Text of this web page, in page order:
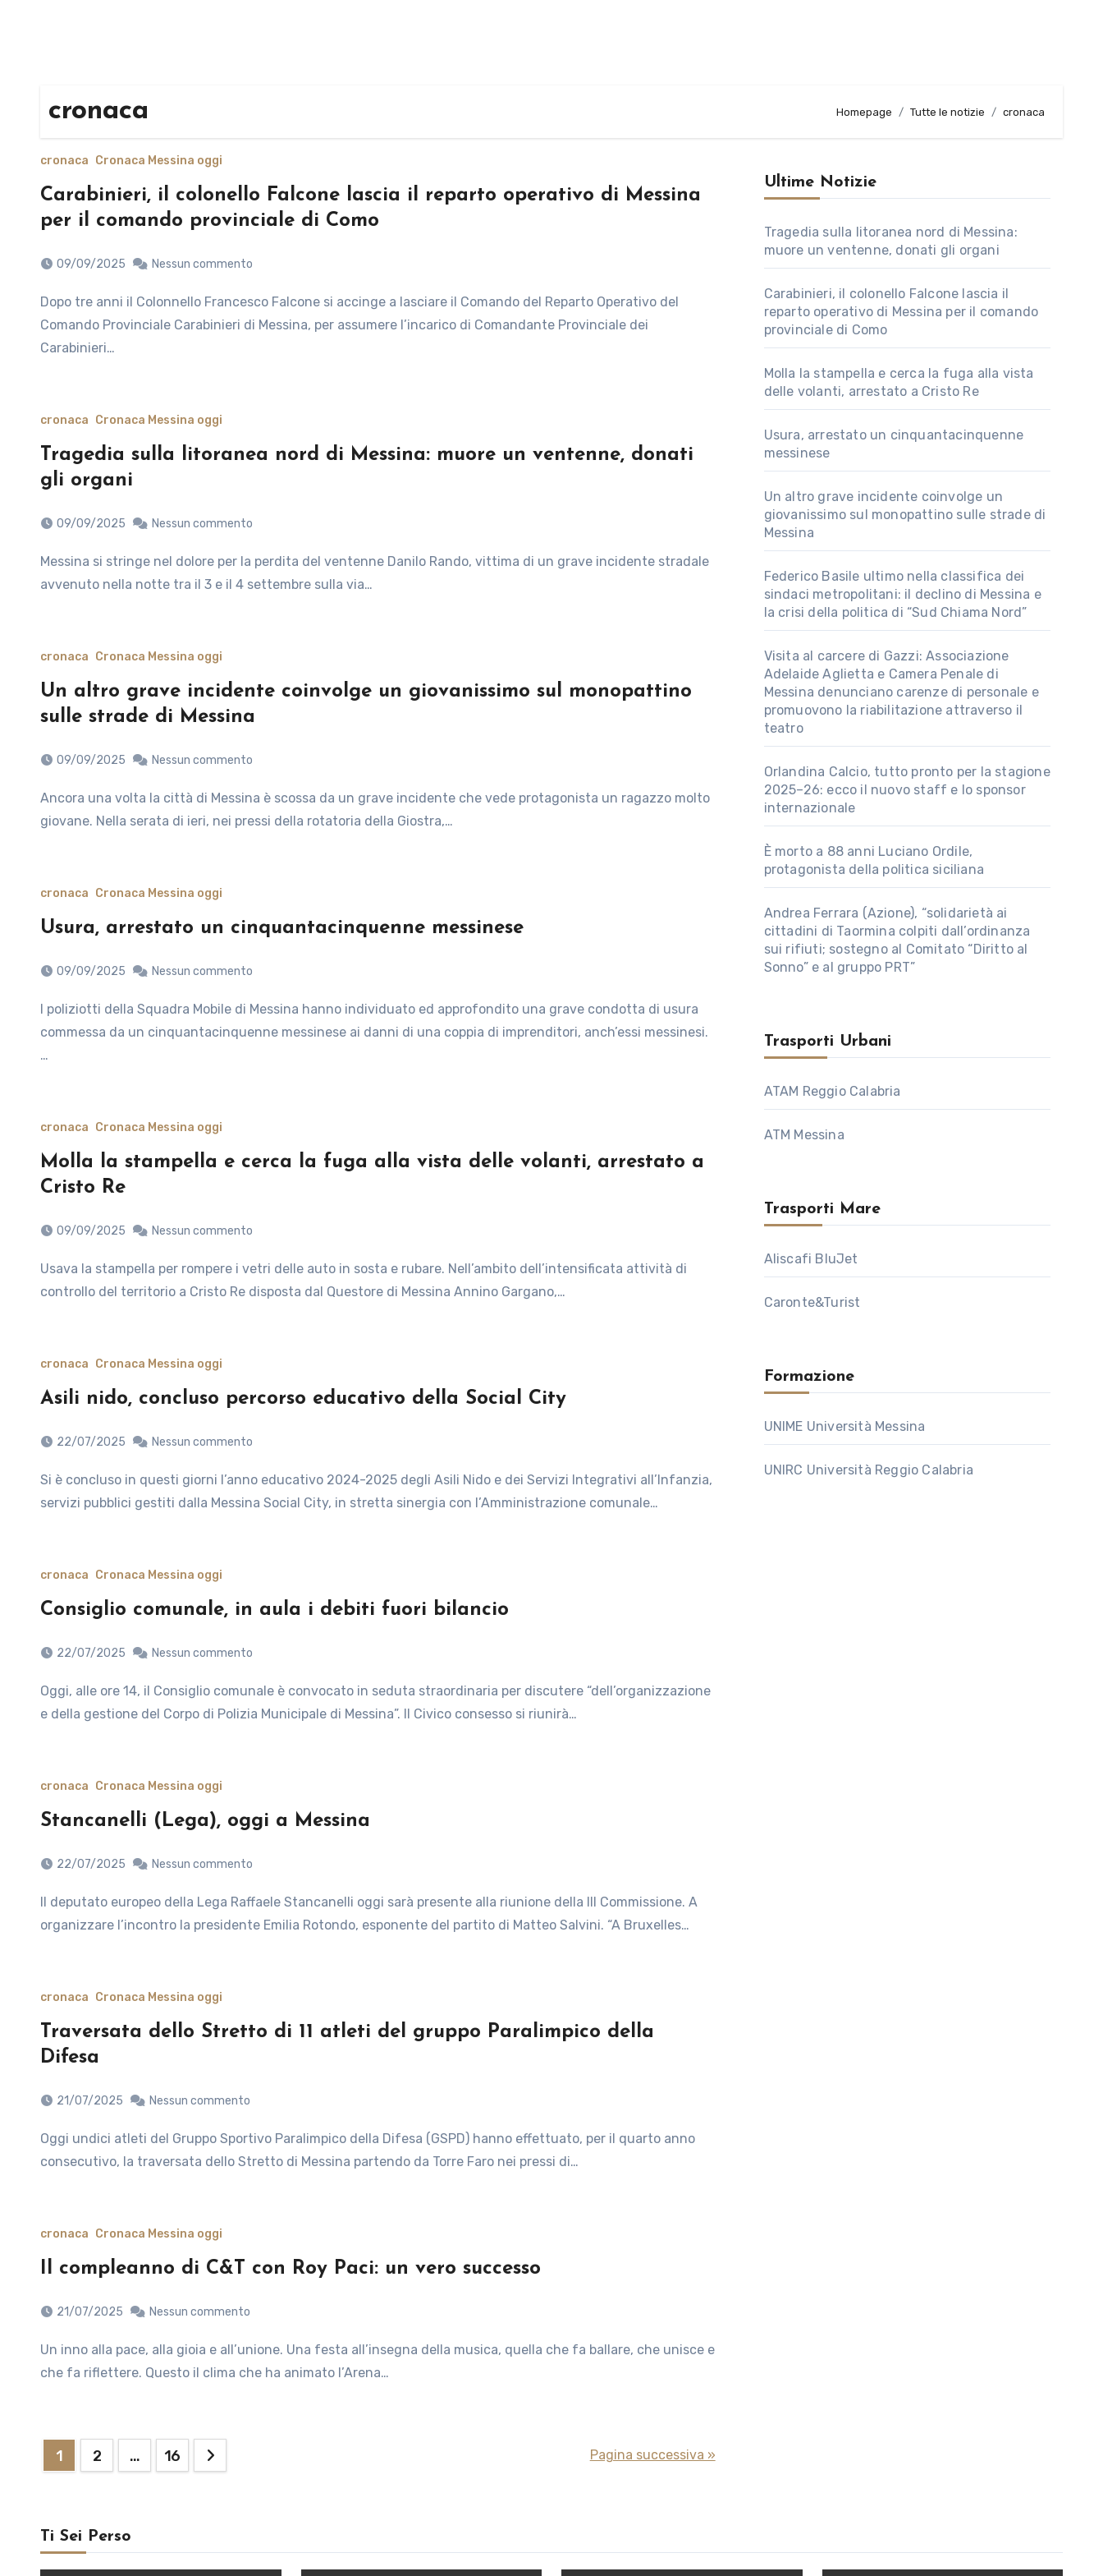
cronaca Homepage Tutte le notizie cronaca
cronaca Cronaca Messina oggi
Carabinieri, il colonello Falcone lascia il reparto operativo di Messina
per il comando provinciale di Como
09/09/2025 Nessun commento
Dopo tre anni il Colonnello Francesco Falcone si accinge a lasciare il Comando del Reparto Operativo del
Comando Provinciale Carabinieri di Messina, per assumere l’incarico di Comandante Provinciale dei
Carabinieri…
cronaca Cronaca Messina oggi
Tragedia sulla litoranea nord di Messina: muore un ventenne, donati
gli organi
09/09/2025 Nessun commento
Messina si stringe nel dolore per la perdita del ventenne Danilo Rando, vittima di un grave incidente stradale
avvenuto nella notte tra il 3 e il 4 settembre sulla via…
cronaca Cronaca Messina oggi
Un altro grave incidente coinvolge un giovanissimo sul monopattino
sulle strade di Messina
09/09/2025 Nessun commento
Ancora una volta la città di Messina è scossa da un grave incidente che vede protagonista un ragazzo molto
giovane. Nella serata di ieri, nei pressi della rotatoria della Giostra,…
cronaca Cronaca Messina oggi
Usura, arrestato un cinquantacinquenne messinese
09/09/2025 Nessun commento
I poliziotti della Squadra Mobile di Messina hanno individuato ed approfondito una grave condotta di usura
commessa da un cinquantacinquenne messinese ai danni di una coppia di imprenditori, anch’essi messinesi.
…
cronaca Cronaca Messina oggi
Molla la stampella e cerca la fuga alla vista delle volanti, arrestato a
Cristo Re
09/09/2025 Nessun commento
Usava la stampella per rompere i vetri delle auto in sosta e rubare. Nell’ambito dell’intensificata attività di
controllo del territorio a Cristo Re disposta dal Questore di Messina Annino Gargano,…
cronaca Cronaca Messina oggi
Asili nido, concluso percorso educativo della Social City
22/07/2025 Nessun commento
Si è concluso in questi giorni l’anno educativo 2024-2025 degli Asili Nido e dei Servizi Integrativi all’Infanzia,
servizi pubblici gestiti dalla Messina Social City, in stretta sinergia con l’Amministrazione comunale…
cronaca Cronaca Messina oggi
Consiglio comunale, in aula i debiti fuori bilancio
22/07/2025 Nessun commento
Oggi, alle ore 14, il Consiglio comunale è convocato in seduta straordinaria per discutere “dell’organizzazione
e della gestione del Corpo di Polizia Municipale di Messina”. Il Civico consesso si riunirà…
cronaca Cronaca Messina oggi
Stancanelli (Lega), oggi a Messina
22/07/2025 Nessun commento
Il deputato europeo della Lega Raffaele Stancanelli oggi sarà presente alla riunione della III Commissione. A
organizzare l’incontro la presidente Emilia Rotondo, esponente del partito di Matteo Salvini. “A Bruxelles…
cronaca Cronaca Messina oggi
Traversata dello Stretto di 11 atleti del gruppo Paralimpico della
Difesa
21/07/2025 Nessun commento
Oggi undici atleti del Gruppo Sportivo Paralimpico della Difesa (GSPD) hanno effettuato, per il quarto anno
consecutivo, la traversata dello Stretto di Messina partendo da Torre Faro nei pressi di…
cronaca Cronaca Messina oggi
Il compleanno di C&T con Roy Paci: un vero successo
21/07/2025 Nessun commento
Un inno alla pace, alla gioia e all’unione. Una festa all’insegna della musica, quella che fa ballare, che unisce e
che fa riflettere. Questo il clima che ha animato l’Arena…
Paginazione
1 2 … 16 Pagina successiva »
Ultime Notizie
Tragedia sulla litoranea nord di Messina:
muore un ventenne, donati gli organi
Carabinieri, il colonello Falcone lascia il
reparto operativo di Messina per il comando
provinciale di Como
Molla la stampella e cerca la fuga alla vista
delle volanti, arrestato a Cristo Re
Usura, arrestato un cinquantacinquenne
messinese
Un altro grave incidente coinvolge un
giovanissimo sul monopattino sulle strade di
Messina
Federico Basile ultimo nella classifica dei
sindaci metropolitani: il declino di Messina e
la crisi della politica di “Sud Chiama Nord”
Visita al carcere di Gazzi: Associazione
Adelaide Aglietta e Camera Penale di
Messina denunciano carenze di personale e
promuovono la riabilitazione attraverso il
teatro
Orlandina Calcio, tutto pronto per la stagione
2025–26: ecco il nuovo staff e lo sponsor
internazionale
È morto a 88 anni Luciano Ordile,
protagonista della politica siciliana
Andrea Ferrara (Azione), “solidarietà ai
cittadini di Taormina colpiti dall’ordinanza
sui rifiuti; sostegno al Comitato “Diritto al
Sonno” e al gruppo PRT”
Trasporti Urbani
ATAM Reggio Calabria
ATM Messina
Trasporti Mare
Aliscafi BluJet
Caronte&Turist
Formazione
UNIME Università Messina
UNIRC Università Reggio Calabria
Ti Sei Perso